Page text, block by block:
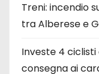
Treni: incendio
tra Alberese e
Investe 4 ciclisti
consegna ai